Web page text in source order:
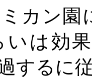
カン園
いは効
するに